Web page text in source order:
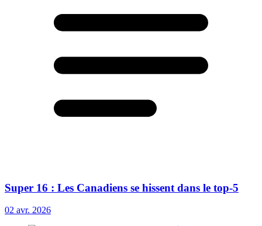
Super 16 : Les Canadiens se hissent dans le top-5
02 avr. 2026